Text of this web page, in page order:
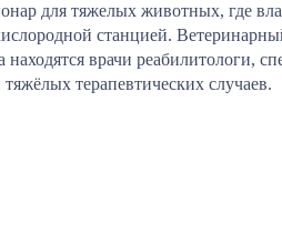
для тяжелых животных, где
станцией.
врачи реабилитологи,
терапевтических случаев.